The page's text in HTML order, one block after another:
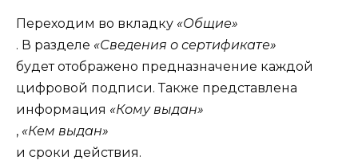
Переходим во вкладку «Общие»
. В разделе «Сведения о сертификате»
будет отображено предназначение каждой
цифровой подписи. Также представлена
информация «Кому выдан»
, «Кем выдан»
и сроки действия.